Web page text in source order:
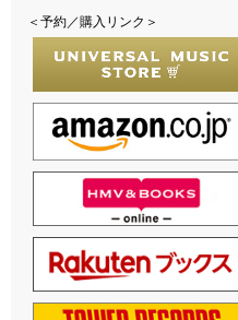
＜予約／購入リンク＞